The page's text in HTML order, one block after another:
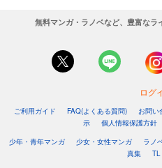
無料マンガ・ラノベなど、豊富なラ
ログ
ご利用ガイド FAQ(よくある質問) お問い
示
個人情報保護方針
少年・青年マンガ
少女・女性マンガ ラノ
真集
TL